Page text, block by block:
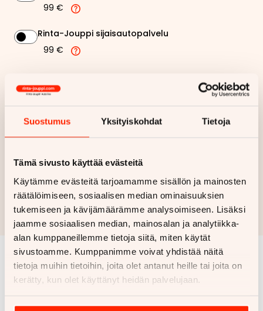
Suostumus Yksityiskohdat Tietoja
Tämä sivusto käyttää evästeitä
Käytämme evästeitä tarjoamamme sisällön ja mainosten
räätälöimiseen, sosiaalisen median ominaisuuksien
tukemiseen ja kävijämäärämme analysoimiseen. Lisäksi
jaamme sosiaalisen median, mainosalan ja analytiikka-
alan kumppaneillemme tietoja siitä, miten käytät
sivustoamme. Kumppanimme voivat yhdistää näitä
tietoja muihin tietoihin, joita olet antanut heille tai joita on
kerätty, kun olet käyttänyt heidän palvelujaan.
99 €
Rinta-Jouppi sijaisautopalvelu
99 €
Kuukausierä 191,52 €
Hae rahoitustarjous
Rahoituslaskelma on suuntaa antava ja edellyttää hyväksytyn
luottopäätöksen ja kaskovakuutuksen.
Samankaltaisia ajoneuvoja